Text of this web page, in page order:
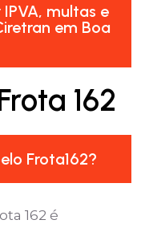
multas e
em Boa
162
Frota162?
162 é